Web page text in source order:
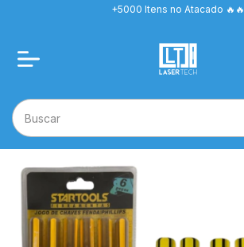
+5000 Itens no Atacado 🔥🔥